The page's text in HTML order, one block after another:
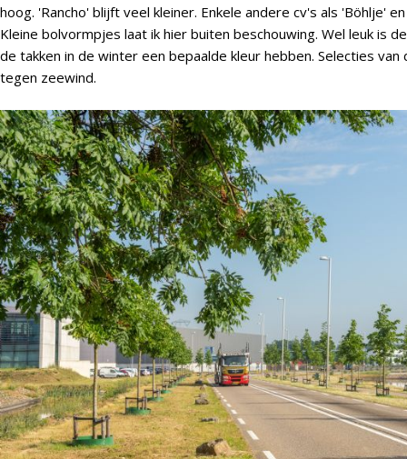
hoog. 'Rancho' blijft veel kleiner. Enkele andere cv's als 'Böhlje'
Kleine bolvormpjes laat ik hier buiten beschouwing. Wel leuk is
de takken in de winter een bepaalde kleur hebben. Selecties
tegen zeewind.